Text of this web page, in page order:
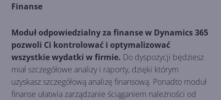
Finanse
Moduł odpowiedzialny za finanse w Dynamics 365
pozwoli Ci kontrolować i optymalizować
wszystkie wydatki w firmie. Do dyspozycji będziesz
miał szczegółowe analizy i raporty, dzięki którym
uzyskasz szczegółową analizę finansową. Ponadto moduł
finanse ułatwia zarządzanie ściąganiem należności od